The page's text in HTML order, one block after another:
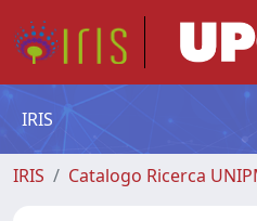
IRIS
IRIS Catalogo Ricerca